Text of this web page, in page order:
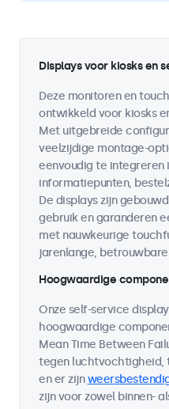
Displays voor kiosks en
Deze monitoren en
ontwikkeld voor kiosks
Met uitgebreide
veelzijdige montage-
eenvoudig te integreren
informatiepunten,
De displays zijn
gebruik en garanderen
met nauwkeurige
jarenlange,
Hoogwaardige
Onze self-service
hoogwaardige
Mean Time Between
tegen luchtvochtigheid,
en er zijn
zijn voor zowel binnen-